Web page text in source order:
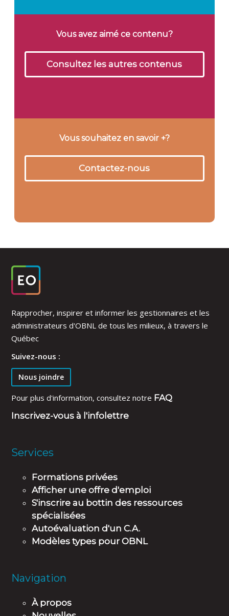
Vous avez aimé ce contenu?
Consultez les autres contenus
Vous souhaitez en savoir +?
Contactez-nous
Rapprocher, inspirer et informer les gestionnaires et les
administrateurs d'OBNL de tous les milieux, à travers le
Québec
Suivez-nous :
Nous joindre
Pour plus d'information, consultez notre FAQ
Inscrivez-vous à l'infolettre
Services
Formations privées
Afficher une offre d'emploi
S'inscrire au bottin des ressources
spécialisées
Autoévaluation d'un C.A.
Modèles types pour OBNL
Navigation
À propos